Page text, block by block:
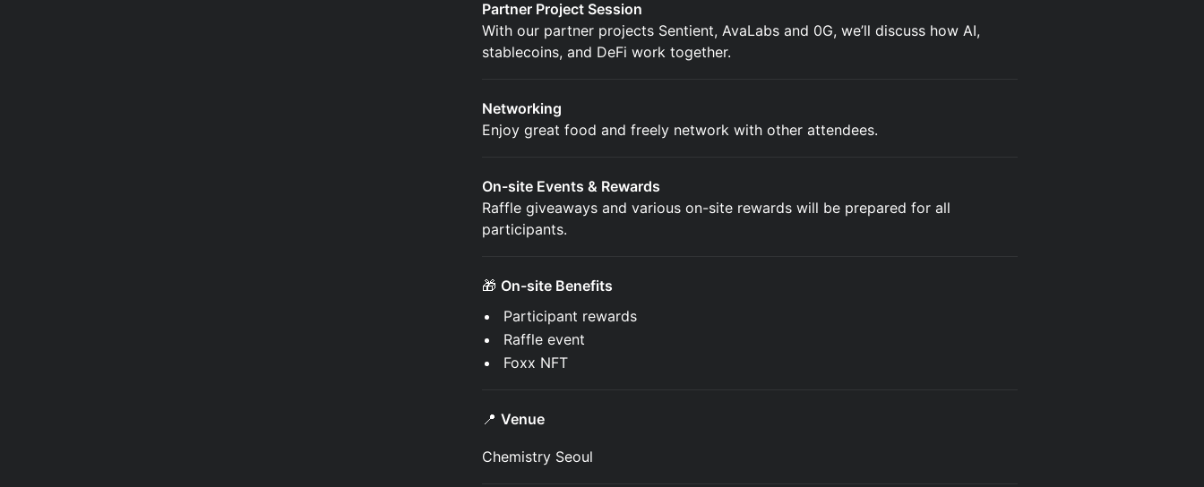
Partner Project Session
With our partner projects Sentient, AvaLabs and 0G, we’ll discuss how AI,
stablecoins, and DeFi work together.
Networking
Enjoy great food and freely network with other attendees.
On-site Events & Rewards
Raffle giveaways and various on-site rewards will be prepared for all
participants.
🎁 On-site Benefits
Participant rewards
Raffle event
Foxx NFT
📍 Venue
Chemistry Seoul